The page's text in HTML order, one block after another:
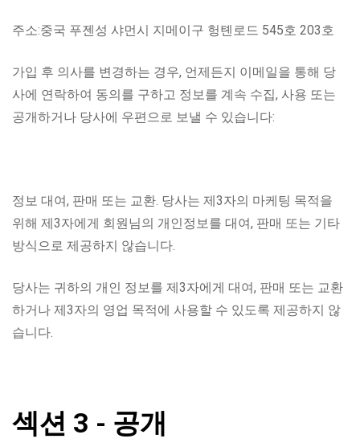
주소:중국 푸젠성 샤먼시 지메이구 헝톈로드 545호 203호
가입 후 의사를 변경하는 경우, 언제든지 이메일을 통해 당
사에 연락하여 동의를 구하고 정보를 계속 수집, 사용 또는
공개하거나 당사에 우편으로 보낼 수 있습니다:
정보 대여, 판매 또는 교환. 당사는 제3자의 마케팅 목적을
위해 제3자에게 회원님의 개인정보를 대여, 판매 또는 기타
방식으로 제공하지 않습니다.
당사는 귀하의 개인 정보를 제3자에게 대여, 판매 또는 교환
하거나 제3자의 영업 목적에 사용할 수 있도록 제공하지 않
습니다.
섹션 3 - 공개